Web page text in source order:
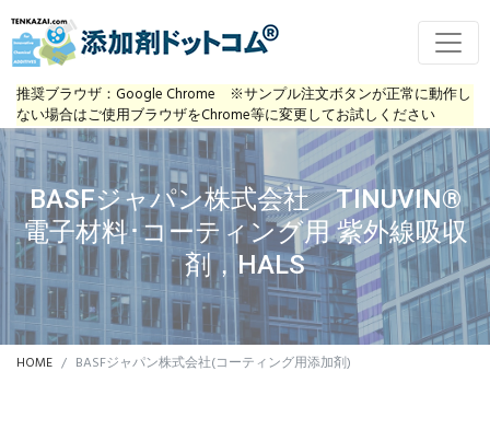
推奨ブラウザ：Google Chrome ※サンプル注文ボタンが正常に動作し
ない場合はご使用ブラウザをChrome等に変更してお試しください
BASFジャパン株式会社 TINUVIN®
電子材料･コーティング用 紫外線吸収
剤，HALS
HOME BASFジャパン株式会社(コーティング用添加剤)